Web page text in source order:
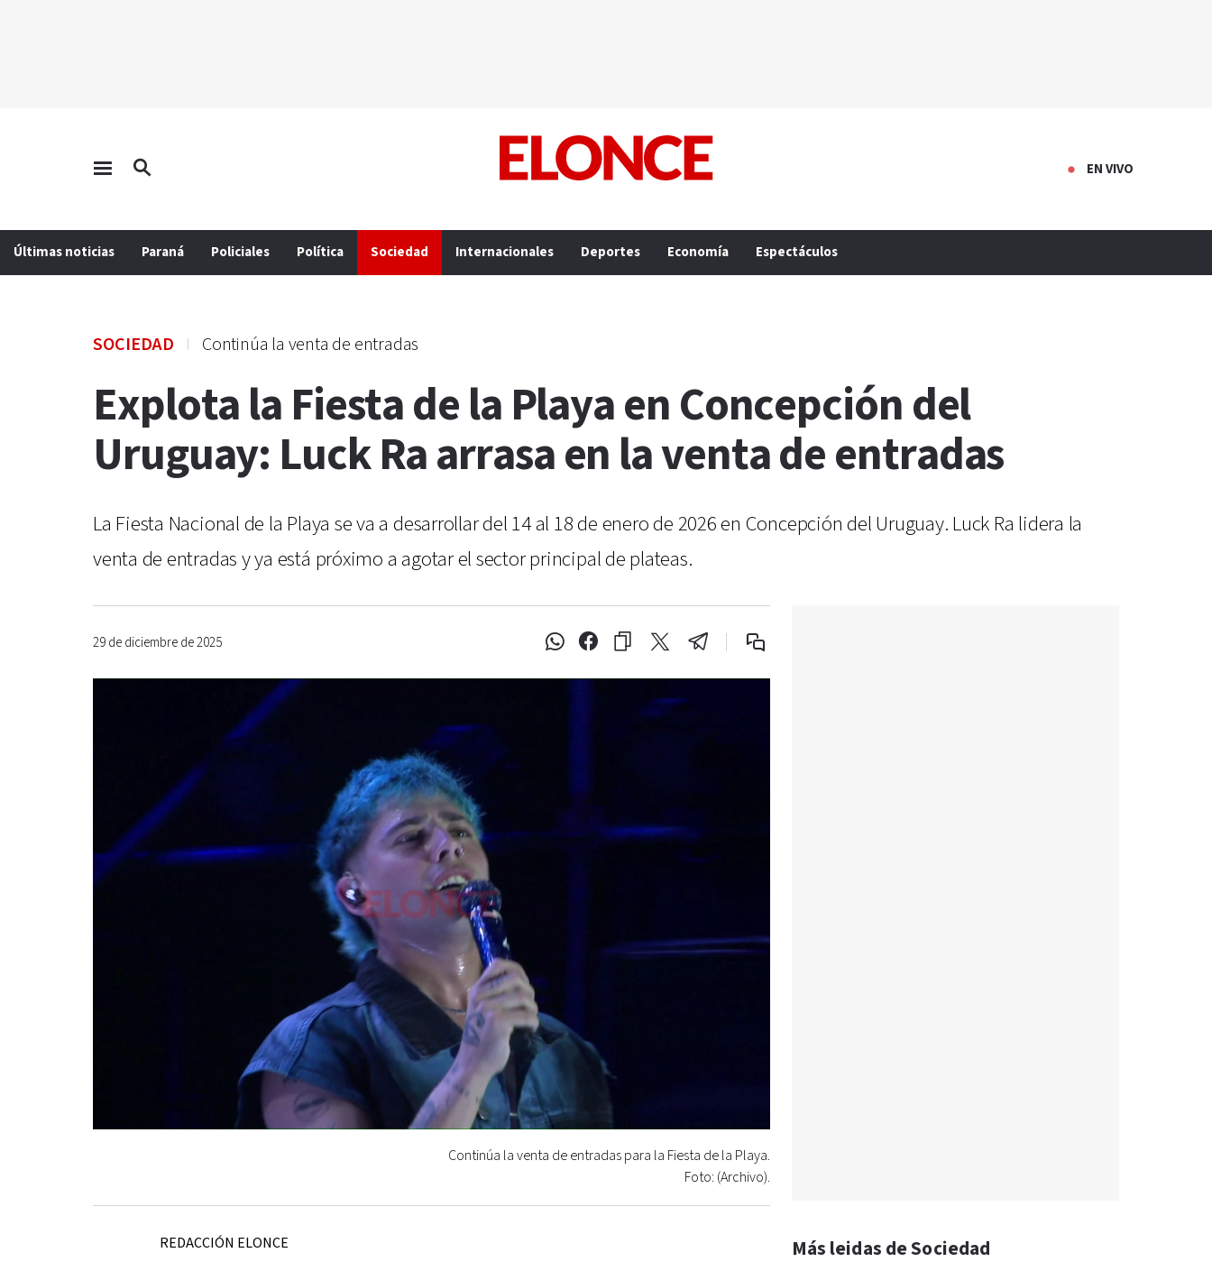
EN VIVO
Últimas noticias Paraná Policiales Política Sociedad Internacionales Deportes Economía Espectáculos
SOCIEDAD Continúa la venta de entradas
Explota la Fiesta de la Playa en Concepción del
Uruguay: Luck Ra arrasa en la venta de entradas
La Fiesta Nacional de la Playa se va a desarrollar del 14 al 18 de enero de 2026 en Concepción del Uruguay. Luck Ra lidera la
venta de entradas y ya está próximo a agotar el sector principal de plateas.
29 de diciembre de 2025
Continúa la venta de entradas para la Fiesta de la Playa.
Foto: (Archivo).
REDACCIÓN ELONCE Más leidas de Sociedad